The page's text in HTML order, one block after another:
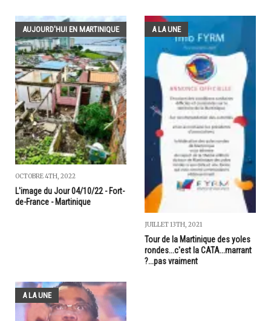
AUJOURD'HUI EN MARTINIQUE
OCTOBRE 4TH, 2022
L'image du Jour 04/10/22 - Fort-
de-France - Martinique
A LA UNE
JUILLET 13TH, 2021
Tour de la Martinique des yoles
rondes...c'est la CATA...marrant
?...pas vraiment
A LA UNE